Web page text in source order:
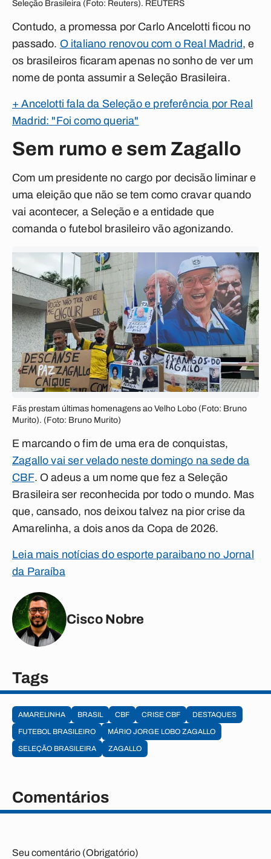
Seleção Brasileira (Foto: Reuters). REUTERS
Contudo, a promessa por Carlo Ancelotti ficou no
passado. O italiano renovou com o Real Madrid, e
os brasileiros ficaram apenas no sonho de ver um
nome de ponta assumir a Seleção Brasileira.
+ Ancelotti fala da Seleção e preferência por Real
Madrid: "Foi como queria"
Sem rumo e sem Zagallo
Com um presidente no cargo por decisão liminar e
uma eleição que não se tem como cravar quando
vai acontecer, a Seleção e a entidade que
comanda o futebol brasileiro vão agonizando.
Fãs prestam últimas homenagens ao Velho Lobo (Foto: Bruno
Murito). (Foto: Bruno Murito)
E marcando o fim de uma era de conquistas,
Zagallo vai ser velado neste domingo na sede da
CBF. O adeus a um nome que fez a Seleção
Brasileira ser reconhecida por todo o mundo. Mas
que, cansado, nos deixou talvez na pior crise da
Amarelinha, a dois anos da Copa de 2026.
Leia mais notícias do esporte paraibano no Jornal
da Paraíba
Cisco Nobre
Tags
AMARELINHA BRASIL CBF CRISE CBF
DESTAQUES
FUTEBOL BRASILEIRO
MÁRIO JORGE LOBO ZAGALLO
SELEÇÃO BRASILEIRA
ZAGALLO
Comentários
Seu comentário (Obrigatório)